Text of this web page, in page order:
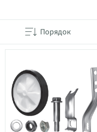
Порядок